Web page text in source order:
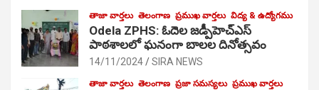
తాజా వార్తలు తెలంగాణ ప్రముఖ వార్తలు విద్య & ఉద్యోగము
Odela ZPHS: ఓదెల జ‌డ్పీహెచ్ఎస్
పాఠ‌శాల‌లో ఘనంగా బాలల దినోత్సవం
14/11/2024 SIRA NEWS
తాజా వార్తలు తెలంగాణ ప్రజా సమస్యలు ప్రముఖ వార్తలు